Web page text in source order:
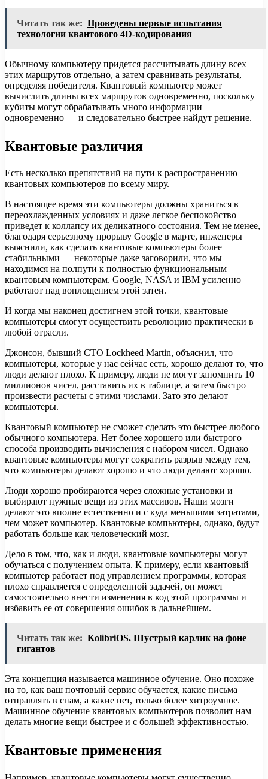
Читать так же: Проведены первые испытания
технологии квантового 4D-кодирования
Обычному компьютеру придется рассчитывать длину всех
этих маршрутов отдельно, а затем сравнивать результаты,
определяя победителя. Квантовый компьютер может
вычислить длины всех маршрутов одновременно, поскольку
кубиты могут обрабатывать много информации
одновременно — и следовательно быстрее найдут решение.
Квантовые различия
Есть несколько препятствий на пути к распространению
квантовых компьютеров по всему миру.
В настоящее время эти компьютеры должны храниться в
переохлажденных условиях и даже легкое беспокойство
приведет к коллапсу их деликатного состояния. Тем не менее,
благодаря серьезному прорыву Google в марте, инженеры
выяснили, как сделать квантовые компьютеры более
стабильными — некоторые даже заговорили, что мы
находимся на полпути к полностью функциональным
квантовым компьютерам. Google, NASA и IBM усиленно
работают над воплощением этой затеи.
И когда мы наконец достигнем этой точки, квантовые
компьютеры смогут осуществить революцию практически в
любой отрасли.
Джонсон, бывший CTO Lockheed Martin, объяснил, что
компьютеры, которые у нас сейчас есть, хорошо делают то, что
люди делают плохо. К примеру, люди не могут запомнить 10
миллионов чисел, расставить их в таблице, а затем быстро
произвести расчеты с этими числами. Зато это делают
компьютеры.
Квантовый компьютер не сможет сделать это быстрее любого
обычного компьютера. Нет более хорошего или быстрого
способа производить вычисления с набором чисел. Однако
квантовые компьютеры могут сократить разрыв между тем,
что компьютеры делают хорошо и что люди делают хорошо.
Люди хорошо пробираются через сложные установки и
выбирают нужные вещи из этих массивов. Наши мозги
делают это вполне естественно и с куда меньшими затратами,
чем может компьютер. Квантовые компьютеры, однако, будут
работать больше как человеческий мозг.
Дело в том, что, как и люди, квантовые компьютеры могут
обучаться с получением опыта. К примеру, если квантовый
компьютер работает под управлением программы, которая
плохо справляется с определенной задачей, он может
самостоятельно внести изменения в код этой программы и
избавить ее от совершения ошибок в дальнейшем.
Читать так же: KolibriOS. Шустрый карлик на фоне
гигантов
Эта концепция называется машинное обучение. Оно похоже
на то, как ваш почтовый сервис обучается, какие письма
отправлять в спам, а какие нет, только более хитроумное.
Машинное обучение квантовых компьютеров позволит нам
делать многие вещи быстрее и с большей эффективностью.
Квантовые применения